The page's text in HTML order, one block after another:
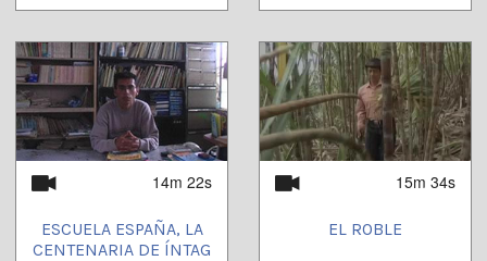
14m 22s
ESCUELA ESPAÑA, LA
CENTENARIA DE ÍNTAG
15m 34s
EL ROBLE